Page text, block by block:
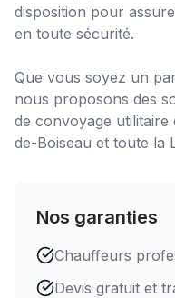
disposition pour
en toute sécurité.
Que vous soyez un
nous proposons des
de convoyage utilitaire
de-Boiseau et toute la
Nos garanties
Chauffeurs
Devis gratuit et